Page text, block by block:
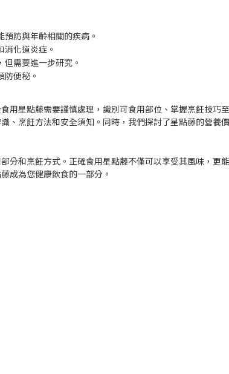
防與年齡相關的疾病。
化道炎症。
需要進一步研究。
便秘。
用星點藤需要謹慎處理，識別可食用部位、掌握烹飪技巧至
、烹飪方法和安全須知。同時，我們探討了星點藤的營養價
分和烹飪方式。正確食用星點藤不僅可以享受其風味，更能
成為您健康飲食的一部分。